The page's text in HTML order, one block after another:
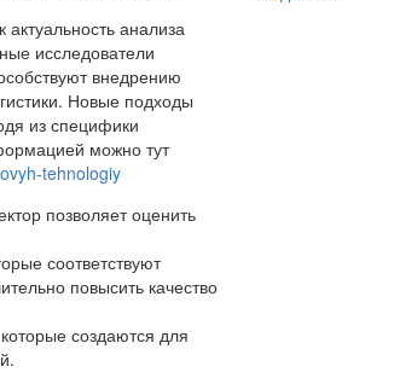
анализа
исследователи
внедрению
Новые подходы
из специфики
можно тут
tehnologiy
позволяет оценить
соответствуют
повысить качество
создаются для